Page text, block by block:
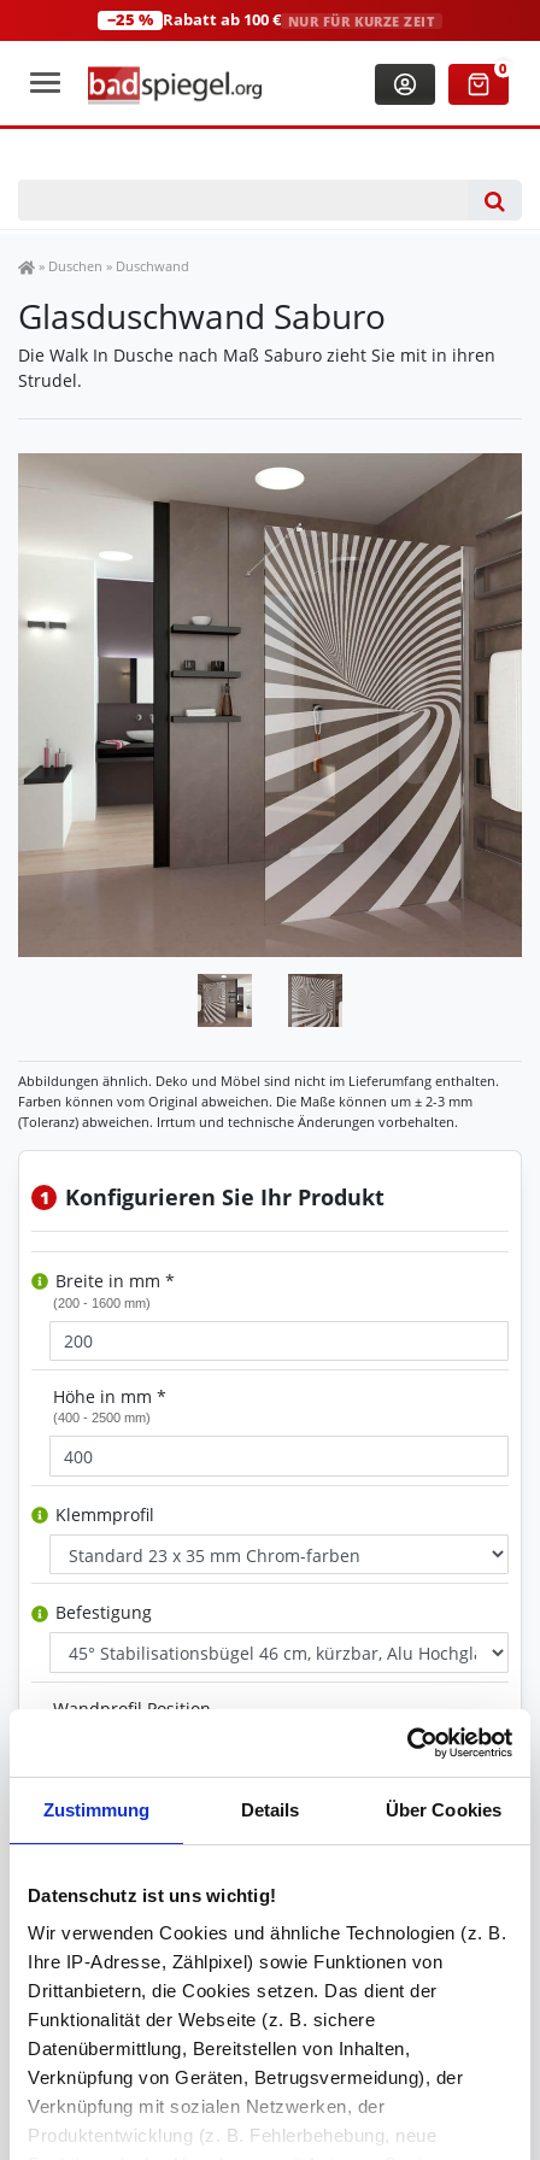
Zustimmung Details Über Cookies
Datenschutz ist uns wichtig!
Wir verwenden Cookies und ähnliche Technologien (z. B.
Ihre IP-Adresse, Zählpixel) sowie Funktionen von
Drittanbietern, die Cookies setzen. Das dient der
Funktionalität der Webseite (z. B. sichere
Datenübermittlung, Bereitstellen von Inhalten,
Verknüpfung von Geräten, Betrugsvermeidung), der
Verknüpfung mit sozialen Netzwerken, der
Produktentwicklung (z. B. Fehlerbehebung, neue
−25 % Rabatt ab 100 € NUR FÜR KURZE ZEIT
+49 (0)2306 3744580 0
Spiegel Shop
» Duschen » Duschwand
Glasduschwand Saburo
Die Walk In Dusche nach Maß Saburo zieht Sie mit in ihren
Strudel.
1 Konfigurieren Sie Ihr Produkt
Breite in mm *
(200 - 1600 mm)
Höhe in mm *
(400 - 2500 mm)
Klemmprofil
Befestigung
Wandprofil Position
Glas Art
Inklusive
Wandprofil, Stabilisationsstange
Versiegelung
Ihre Bemerkung